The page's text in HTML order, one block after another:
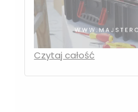
Czytaj całość